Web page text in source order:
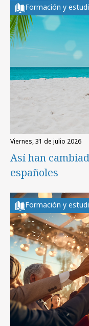
Formación y
viernes, 31 de julio 2026
Así han
españoles
Formación y